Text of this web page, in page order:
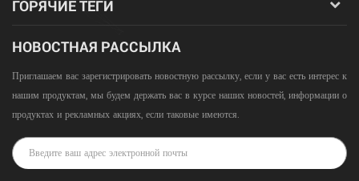
ГОРЯЧИЕ ТЕГИ
НОВОСТНАЯ РАССЫЛКА
Приглашаем вас зарегистрировать новостную рассылку, если у вас есть интерес к
нашим продуктам, мы будем держать вас в курсе наших новостей, информации о
продуктах и ​​рекламных акциях, если таковые имеются.